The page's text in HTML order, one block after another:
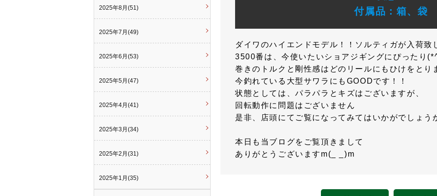
付属品：箱、袋
ダイワのハイエンドモデル！！ソルティガが入荷致
3500番は、今使いたいショアジギングにぴったり
巻きのトルクと剛性感はどのリールにもひけをとり
今釣れている大型サワラにもGOODです！！
状態としては、パラパラとキズはございますが、
回転動作に問題はございません
是非、店頭にてご覧になってみてはいかがでしょ
本日も当ブログをご覧頂きまして
ありがとうございますm(_ _)m
2025年8月(51)
2025年7月(49)
2025年6月(53)
2025年5月(47)
2025年4月(41)
2025年3月(34)
2025年2月(31)
2025年1月(35)